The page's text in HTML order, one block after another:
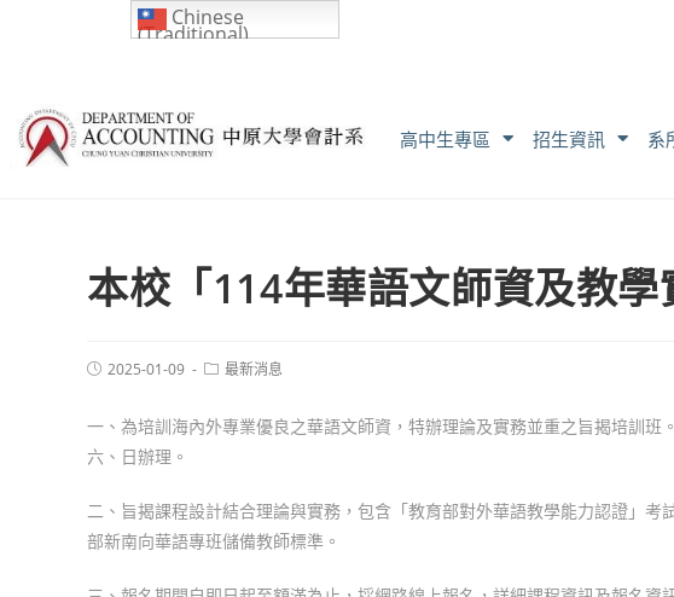
高中生專區 招生資訊 系
本校「114年華語文師資及教學
2025-01-09 最新消息
一、為培訓海內外專業優良之華語文師資，特辦理論及實務並重之旨揭培訓
六、日辦理。
二、旨揭課程設計結合理論與實務，包含「教育部對外華語教學能力認證」
部新南向華語專班儲備教師標準。
Chinese
(Traditional)